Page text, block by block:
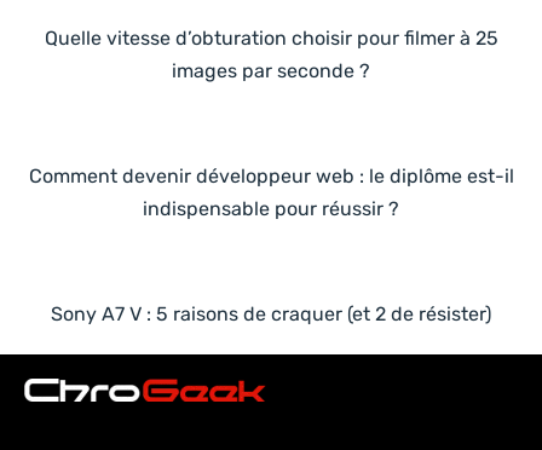
Quelle vitesse d’obturation choisir pour filmer à 25
images par seconde ?
Comment devenir développeur web : le diplôme est-il
indispensable pour réussir ?
Sony A7 V : 5 raisons de craquer (et 2 de résister)